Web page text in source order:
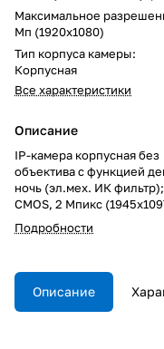
Максимальное
Мп (1920x1080)
Тип корпуса камеры:
Корпусная
Все характеристики
Описание
IP-камера корпусная без
объектива с функцией
ночь (эл.мех. ИК
CMOS, 2 Мпикс
60кадр/сек. (H.265/
30кадр/сек (MJPEG);
чувствительность 0,01/
(F1.2, 1/30сек.);
дополнительный micro
Подробности
Описание